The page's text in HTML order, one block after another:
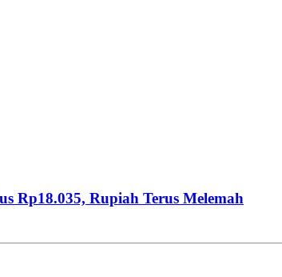
Rp18.035, Rupiah Terus Melemah